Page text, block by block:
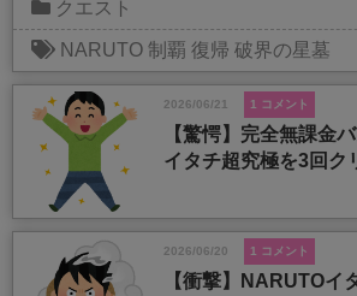
クエスト
NARUTO 制覇 復帰 破界の星墓
2026/06/21 1 コメント
【驚愕】完全無課金
イタチ超究極を3回ク
2026/06/20 1 コメント
【衝撃】NARUTOイ